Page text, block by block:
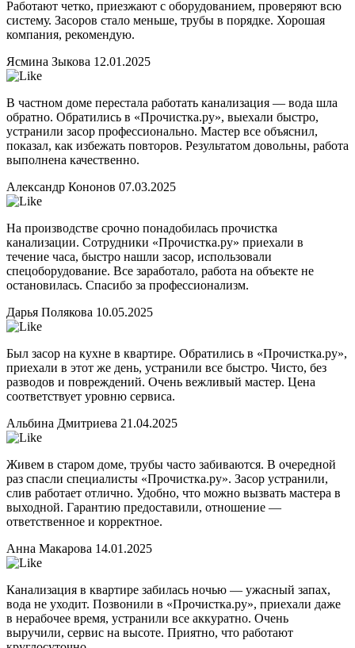
Работают четко, приезжают с оборудованием, проверяют всю
систему. Засоров стало меньше, трубы в порядке. Хорошая
компания, рекомендую.
Ясмина Зыкова 12.01.2025
В частном доме перестала работать канализация — вода шла
обратно. Обратились в «Прочистка.ру», выехали быстро,
устранили засор профессионально. Мастер все объяснил,
показал, как избежать повторов. Результатом довольны, работа
выполнена качественно.
Александр Кононов 07.03.2025
На производстве срочно понадобилась прочистка
канализации. Сотрудники «Прочистка.ру» приехали в
течение часа, быстро нашли засор, использовали
спецоборудование. Все заработало, работа на объекте не
остановилась. Спасибо за профессионализм.
Дарья Полякова 10.05.2025
Был засор на кухне в квартире. Обратились в «Прочистка.ру»,
приехали в этот же день, устранили все быстро. Чисто, без
разводов и повреждений. Очень вежливый мастер. Цена
соответствует уровню сервиса.
Альбина Дмитриева 21.04.2025
Живем в старом доме, трубы часто забиваются. В очередной
раз спасли специалисты «Прочистка.ру». Засор устранили,
слив работает отлично. Удобно, что можно вызвать мастера в
выходной. Гарантию предоставили, отношение —
ответственное и корректное.
Анна Макарова 14.01.2025
Канализация в квартире забилась ночью — ужасный запах,
вода не уходит. Позвонили в «Прочистка.ру», приехали даже
в нерабочее время, устранили все аккуратно. Очень
выручили, сервис на высоте. Приятно, что работают